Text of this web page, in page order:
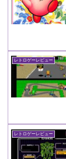
レトロゲーレビュー
レトロゲーレビュー